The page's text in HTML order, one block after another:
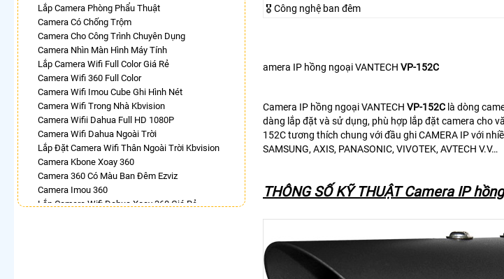
Lắp Camera Phòng Phẩu Thuật
Camera Có Chống Trộm
Camera Cho Công Trình Chuyên Dụng
Camera Nhìn Màn Hình Máy Tính
Lắp Camera Wifi Full Color Giá Rẻ
Camera Wifi 360 Full Color
Camera Wifi Imou Cube Ghi Hình Nét
Camera Wifi Trong Nhà Kbvision
Camera Wifii Dahua Full HD 1080P
Camera Wifi Dahua Ngoài Trời
Lắp Đặt Camera Wifi Thân Ngoài Trời Kbvision
Camera Kbone Xoay 360
Camera 360 Có Màu Ban Đêm Ezviz
Camera Imou 360
Lắp Camera Wifi Dahua Xoay 360 Giá Rẻ
🎖️ Công nghệ ban đêm
amera IP hồng ngoại VANTECH VP-152C
Camera IP hồng ngoại VANTECH VP-152C là dòng
dàng lắp đặt và sử dụng, phù hợp lắp đặt camera cho
152C tương thích chung với đầu ghi CAMERA IP với
SAMSUNG, AXIS, PANASONIC, VIVOTEK, AVTECH V.V…
THÔNG SỐ KỸ THUẬT Camera IP